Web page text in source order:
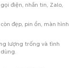
điện, nhắn tin, Zalo,
đẹp, pin ổn, màn hình
lượng trống và tình